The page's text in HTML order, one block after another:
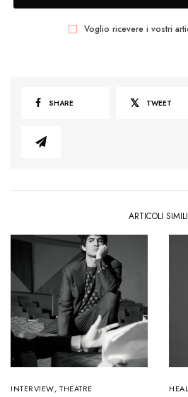
Voglio ricevere i vostri
SHARE TWEET
ARTICOLI SIMILI
INTERVIEW,THEATRE